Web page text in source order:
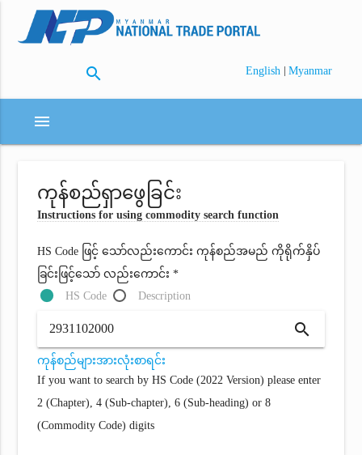
search English | Myanmar
menu
ကုန်စည်ရှာဖွေခြင်း
Instructions for using commodity search function
HS Code ဖြင့် သော်လည်းကောင်း ကုန်စည်အမည် ကိုရိုက်နှိပ်
ခြင်းဖြင့်သော် လည်းကောင်း *
HS Code
Description
search
ကုန်စည်များအားလုံးစာရင်း
If you want to search by HS Code (2022 Version) please enter
2 (Chapter), 4 (Sub-chapter), 6 (Sub-heading) or 8
(Commodity Code) digits